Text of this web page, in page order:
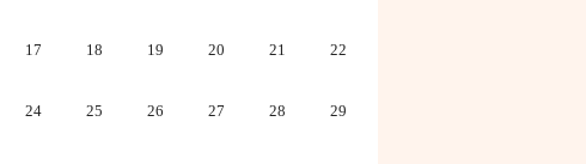
17 18 19 20 21 22
24 25 26 27 28 29